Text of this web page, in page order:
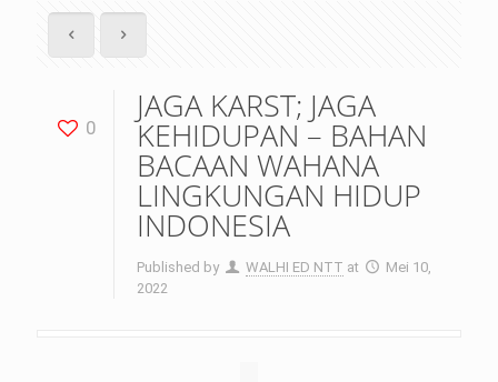
0
JAGA KARST; JAGA
KEHIDUPAN – BAHAN
BACAAN WAHANA
LINGKUNGAN HIDUP
INDONESIA
Published by WALHI ED NTT at
Mei 10,
2022